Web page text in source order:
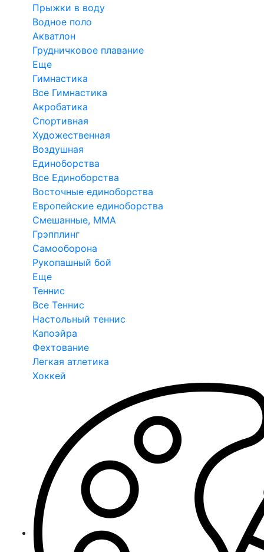
Прыжки в воду
Водное поло
Акватлон
Грудничковое плавание
Еще
Гимнастика
Все Гимнастика
Акробатика
Спортивная
Художественная
Воздушная
Единоборства
Все Единоборства
Восточные единоборства
Европейские единоборства
Смешанные, ММА
Грэпплинг
Самооборона
Рукопашный бой
Еще
Теннис
Все Теннис
Настольный теннис
Капоэйра
Фехтование
Легкая атлетика
Хоккей